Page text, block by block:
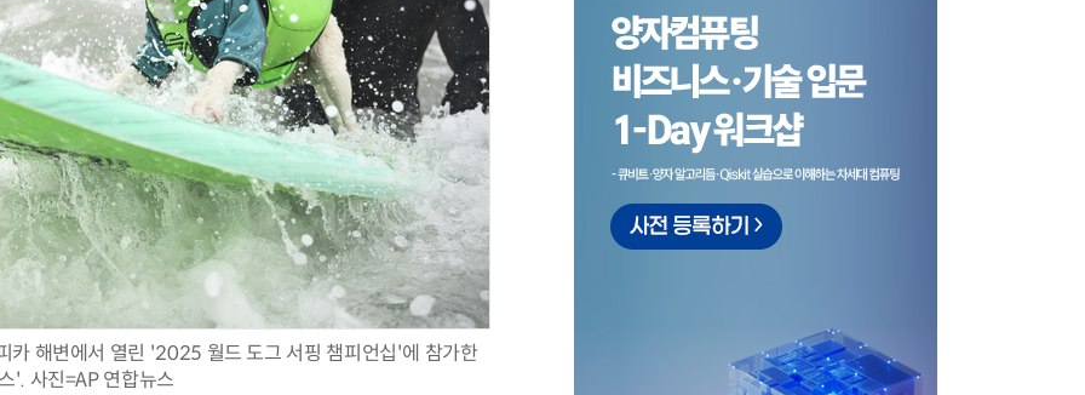
카 해변에서 열린 '2025 월드 도그 서핑 챔피언십'에 참가한
'. 사진=AP 연합뉴스